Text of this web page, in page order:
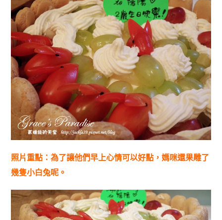
照片重點：為了讓他們早上心情可以好點，媽咪還果雕了
幾隻小白兔呢。